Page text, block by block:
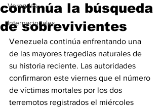
Veraguas
Internacionales
continúa la búsqueda
de sobrevivientes
Venezuela continúa enfrentando una
de las mayores tragedias naturales de
su historia reciente. Las autoridades
confirmaron este viernes que el número
de víctimas mortales por los dos
terremotos registrados el miércoles